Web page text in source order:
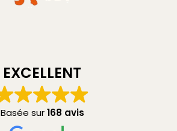
EXCELLENT
Basée sur168 avis